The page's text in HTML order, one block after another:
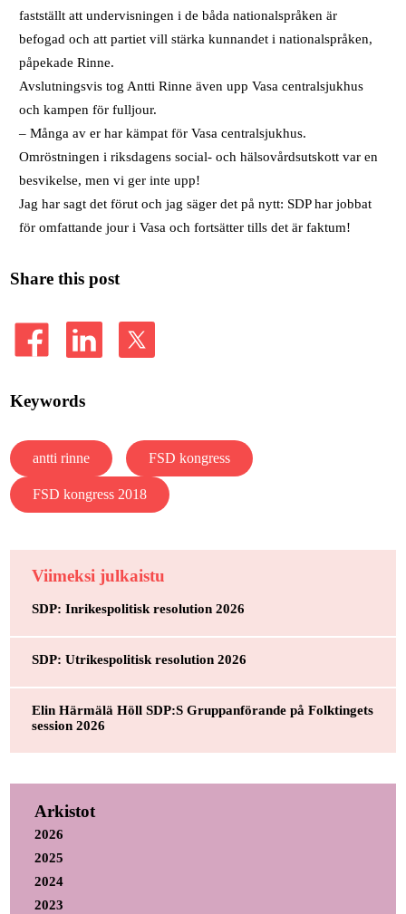
fastställt att undervisningen i de båda nationalspråken är
befogad och att partiet vill stärka kunnandet i nationalspråken,
påpekade Rinne.
Avslutningsvis tog Antti Rinne även upp Vasa centralsjukhus
och kampen för fulljour.
– Många av er har kämpat för Vasa centralsjukhus.
Omröstningen i riksdagens social- och hälsovårdsutskott var en
besvikelse, men vi ger inte upp!
Jag har sagt det förut och jag säger det på nytt: SDP har jobbat
för omfattande jour i Vasa och fortsätter tills det är faktum!
Share this post
Keywords
antti rinne FSD kongress
FSD kongress 2018
Viimeksi julkaistu
SDP: Inrikespolitisk resolution 2026
SDP: Utrikespolitisk resolution 2026
Elin Härmälä Höll SDP:S Gruppanförande på Folktingets
session 2026
Arkistot
2026
2025
2024
2023